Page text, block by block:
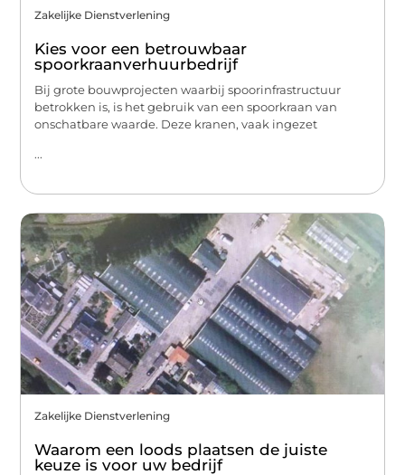
Zakelijke Dienstverlening
Kies voor een betrouwbaar
spoorkraanverhuurbedrijf
Bij grote bouwprojecten waarbij spoorinfrastructuur
betrokken is, is het gebruik van een spoorkraan van
onschatbare waarde. Deze kranen, vaak ingezet
...
Zakelijke Dienstverlening
Waarom een loods plaatsen de juiste
keuze is voor uw bedrijf